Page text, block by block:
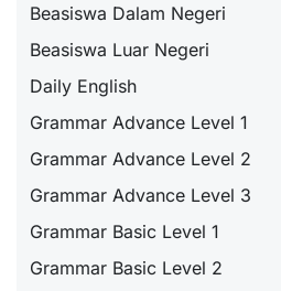
Beasiswa Dalam Negeri
Beasiswa Luar Negeri
Daily English
Grammar Advance Level 1
Grammar Advance Level 2
Grammar Advance Level 3
Grammar Basic Level 1
Grammar Basic Level 2